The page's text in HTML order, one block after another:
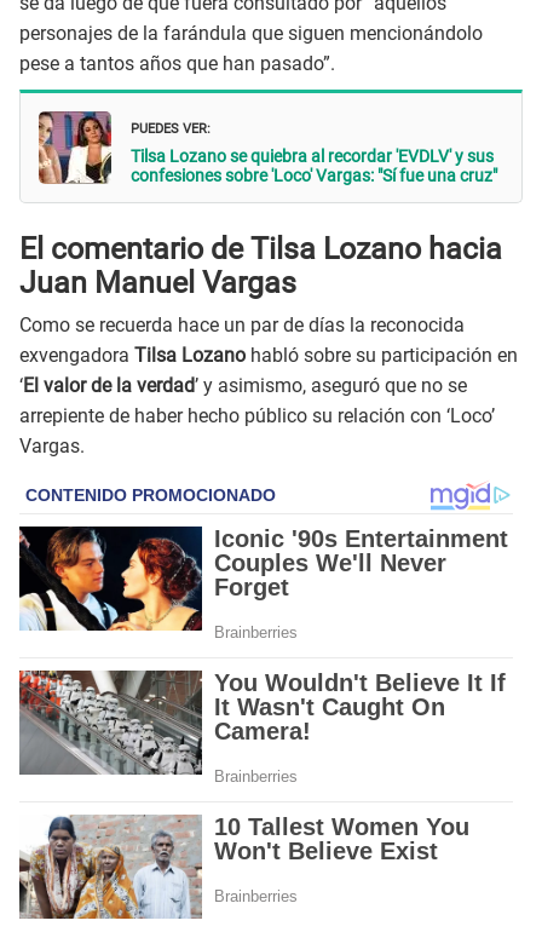
personajes de la farándula que siguen mencionándolo
pese a tantos años que han pasado”.
PUEDES VER:
Tilsa Lozano se quiebra al recordar 'EVDLV' y sus
confesiones sobre 'Loco' Vargas: "Sí fue una cruz"
El comentario de Tilsa Lozano hacia
Juan Manuel Vargas
Como se recuerda hace un par de días la reconocida
exvengadora Tilsa Lozano habló sobre su participación en
‘El valor de la verdad’ y asimismo, aseguró que no se
arrepiente de haber hecho público su relación con ‘Loco’
Vargas.